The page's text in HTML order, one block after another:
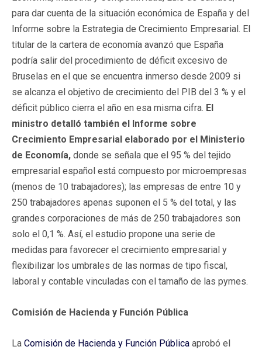
para dar cuenta de la situación económica de España y del
Informe sobre la Estrategia de Crecimiento Empresarial. El
titular de la cartera de economía avanzó que España
podría salir del procedimiento de déficit excesivo de
Bruselas en el que se encuentra inmerso desde 2009 si
se alcanza el objetivo de crecimiento del PIB del 3 % y el
déficit público cierra el año en esa misma cifra. El
ministro detalló también el Informe sobre
Crecimiento Empresarial elaborado por el Ministerio
de Economía, donde se señala que el 95 % del tejido
empresarial español está compuesto por microempresas
(menos de 10 trabajadores); las empresas de entre 10 y
250 trabajadores apenas suponen el 5 % del total, y las
grandes corporaciones de más de 250 trabajadores son
solo el 0,1 %. Así, el estudio propone una serie de
medidas para favorecer el crecimiento empresarial y
flexibilizar los umbrales de las normas de tipo fiscal,
laboral y contable vinculadas con el tamaño de las pymes.
Comisión de Hacienda y Función Pública
La Comisión de Hacienda y Función Pública aprobó el